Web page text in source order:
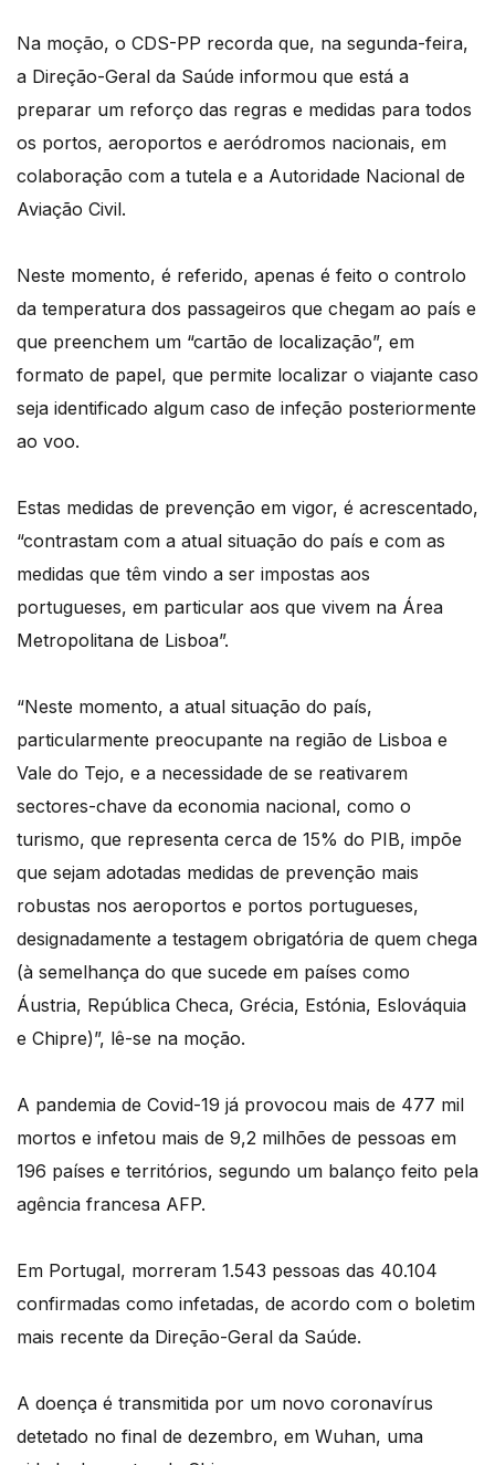
Na moção, o CDS-PP recorda que, na segunda-feira,
a Direção-Geral da Saúde informou que está a
preparar um reforço das regras e medidas para todos
os portos, aeroportos e aeródromos nacionais, em
colaboração com a tutela e a Autoridade Nacional de
Aviação Civil.
Neste momento, é referido, apenas é feito o controlo
da temperatura dos passageiros que chegam ao país e
que preenchem um “cartão de localização”, em
formato de papel, que permite localizar o viajante caso
seja identificado algum caso de infeção posteriormente
ao voo.
Estas medidas de prevenção em vigor, é acrescentado,
“contrastam com a atual situação do país e com as
medidas que têm vindo a ser impostas aos
portugueses, em particular aos que vivem na Área
Metropolitana de Lisboa”.
“Neste momento, a atual situação do país,
particularmente preocupante na região de Lisboa e
Vale do Tejo, e a necessidade de se reativarem
sectores-chave da economia nacional, como o
turismo, que representa cerca de 15% do PIB, impõe
que sejam adotadas medidas de prevenção mais
robustas nos aeroportos e portos portugueses,
designadamente a testagem obrigatória de quem chega
(à semelhança do que sucede em países como
Áustria, República Checa, Grécia, Estónia, Eslováquia
e Chipre)”, lê-se na moção.
A pandemia de Covid-19 já provocou mais de 477 mil
mortos e infetou mais de 9,2 milhões de pessoas em
196 países e territórios, segundo um balanço feito pela
agência francesa AFP.
Em Portugal, morreram 1.543 pessoas das 40.104
confirmadas como infetadas, de acordo com o boletim
mais recente da Direção-Geral da Saúde.
A doença é transmitida por um novo coronavírus
detetado no final de dezembro, em Wuhan, uma